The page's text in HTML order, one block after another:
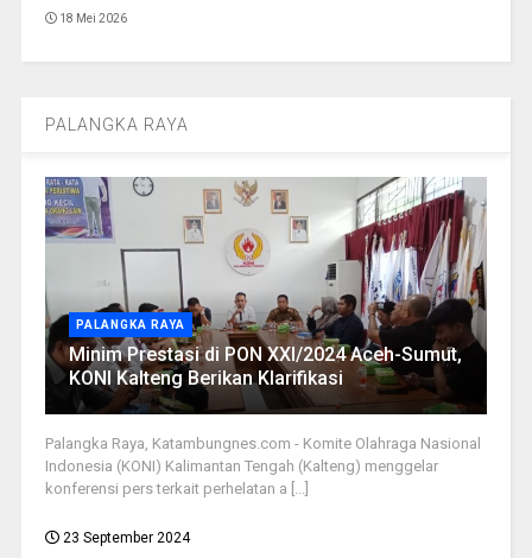
18 Mei 2026
PALANGKA RAYA
PALANGKA RAYA
Minim Prestasi di PON XXI/2024 Aceh-Sumut,
KONI Kalteng Berikan Klarifikasi
Palangka Raya, Katambungnes.com - Komite Olahraga Nasional
Indonesia (KONI) Kalimantan Tengah (Kalteng) menggelar
konferensi pers terkait perhelatan a [...]
23 September 2024